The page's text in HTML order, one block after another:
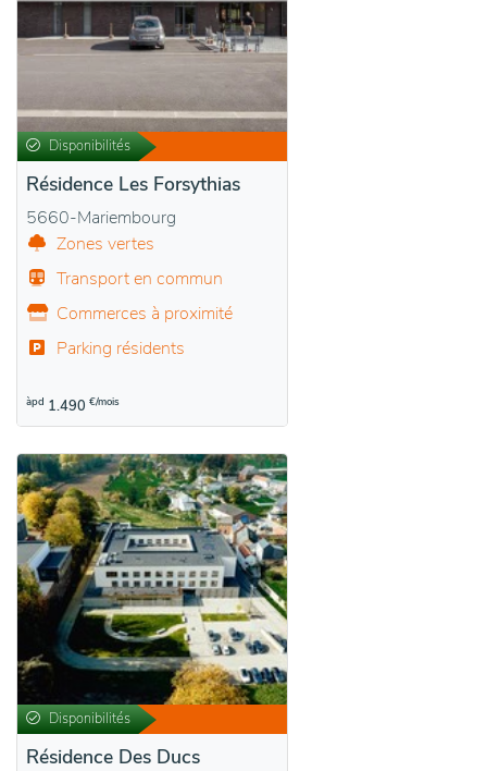
Disponibilités
Résidence Les Forsythias
5660-Mariembourg
Zones vertes
Transport en commun
Commerces à proximité
Parking résidents
àpd 1.490 €/mois
Disponibilités
Résidence Des Ducs